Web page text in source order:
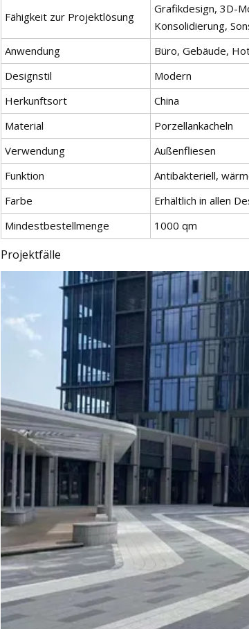
Fähigkeit zur Projektlösung
Grafikdesign, 3D-
Konsolidierung,
Anwendung
Büro, Gebäude,
Designstil
Modern
Herkunftsort
China
Material
Porzellankacheln
Verwendung
Außenfliesen
Funktion
Antibakteriell,
Farbe
Erhältlich in allen
Mindestbestellmenge
1000 qm
Projektfälle